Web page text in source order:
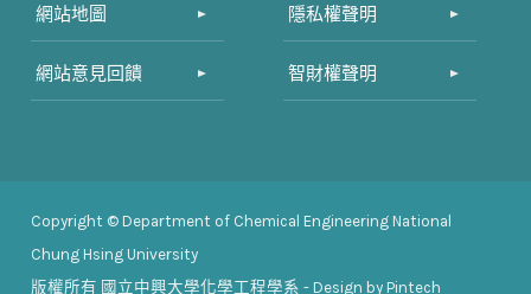
網站地圖
網站意見回饋
隱私權聲明
智財權聲明
Copyright © Department of Chemical Engineering National
Chung Hsing University
版權所有 國立中興大學化學工程學系 - Design by Pintech